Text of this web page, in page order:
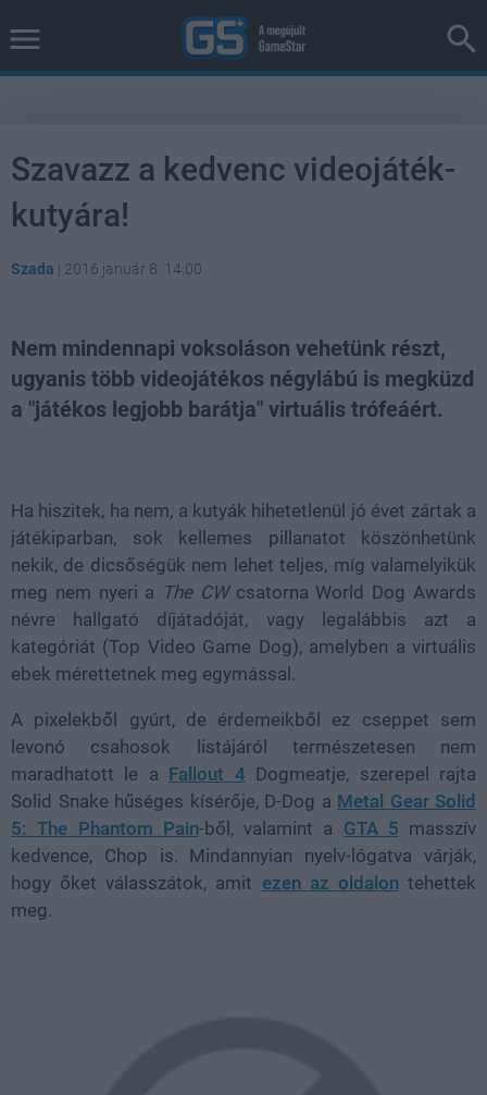
Szavazz a kedvenc videojáték-
kutyára!
Szada | 2016 január 8. 14:00
Nem mindennapi voksoláson vehetünk részt,
ugyanis több videojátékos négylábú is megküzd
a "játékos legjobb barátja" virtuális trófeáért.
Ha hiszitek, ha nem, a kutyák hihetetlenül jó évet zártak a
játékiparban, sok kellemes pillanatot köszönhetünk
nekik, de dicsőségük nem lehet teljes, míg valamelyikük
meg nem nyeri a The CWcsatorna World Dog Awards
névre hallgató díjátadóját, vagy legalábbis azt a
kategóriát (Top Video Game Dog), amelyben a virtuális
ebek mérettetnek meg egymással.
A pixelekből gyúrt, de érdemeikből ez cseppet sem
levonó csahosok listájáról természetesen nem
maradhatott le a Fallout 4 Dogmeatje, szerepel rajta
Solid Snake hűséges kísérője, D-Dog a Metal Gear Solid
5: The Phantom Pain-ből, valamint a GTA 5 masszív
kedvence, Chop is. Mindannyian nyelv-lógatva várják,
hogy őket válasszátok, amit ezen az oldalontehettek
meg.